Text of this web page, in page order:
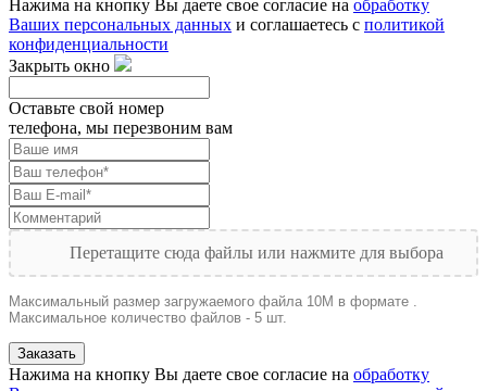
Нажима на кнопку Вы даете свое согласие на обработку
Ваших персональных данных и соглашаетесь с политикой
конфиденциальности
Закрыть окно
Оставьте свой номер
телефона, мы перезвоним вам
Перетащите сюда файлы или нажмите для выбора
Максимальный размер загружаемого файла 10M в формате .
Максимальное количество файлов - 5 шт.
Заказать
Нажима на кнопку Вы даете свое согласие на обработку